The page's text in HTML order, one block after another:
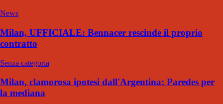
News
Milan, UFFICIALE: Bennacer rescinde il proprio
contratto
Senza categoria
Milan, clamorosa ipotesi dall'Argentina: Paredes per
la mediana